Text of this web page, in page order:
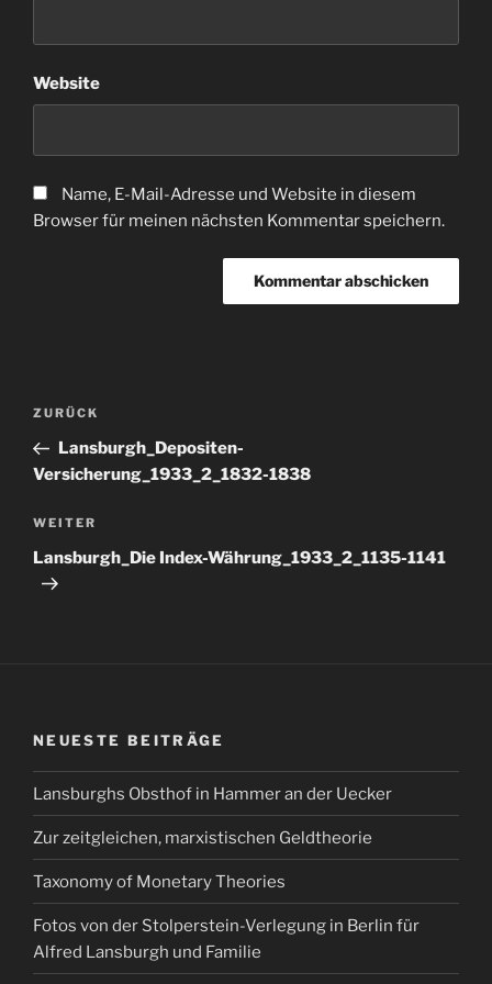
Website
Name, E-Mail-Adresse und Website in diesem
Browser für meinen nächsten Kommentar speichern.
Beitragsnavigation
Vorheriger
Beitrag
ZURÜCK
Lansburgh_Depositen-
Versicherung_1933_2_1832-1838
Nächster
Beitrag
WEITER
Lansburgh_Die Index-Währung_1933_2_1135-1141
NEUESTE BEITRÄGE
Lansburghs Obsthof in Hammer an der Uecker
Zur zeitgleichen, marxistischen Geldtheorie
Taxonomy of Monetary Theories
Fotos von der Stolperstein-Verlegung in Berlin für
Alfred Lansburgh und Familie